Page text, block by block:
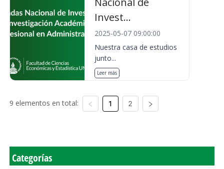
Invest...
2025-05-07 09:00:00
Nuestra casa de estudios
junto...
Leer más
9 elementos en total: 1 2
Categorías